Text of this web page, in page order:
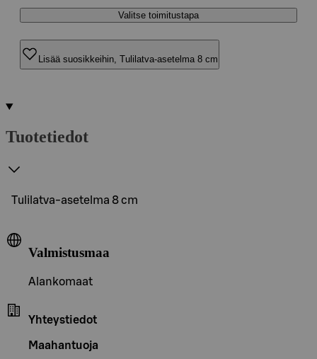
Valitse toimitustapa
Lisää suosikkeihin, Tulilatva-asetelma 8 cm
Tuotetiedot
Tulilatva-asetelma 8 cm
Valmistusmaa
Alankomaat
Yhteystiedot
Maahantuoja